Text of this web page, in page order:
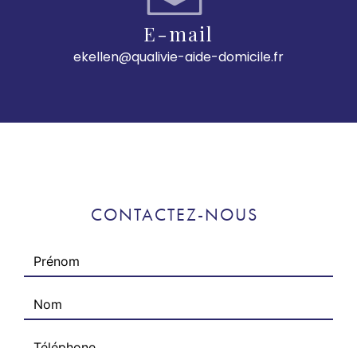
E-mail
ekellen@qualivie-aide-domicile.fr
CONTACTEZ-NOUS